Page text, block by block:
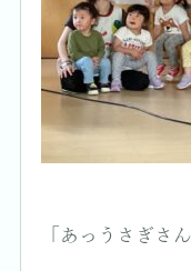
「あっうさぎさ